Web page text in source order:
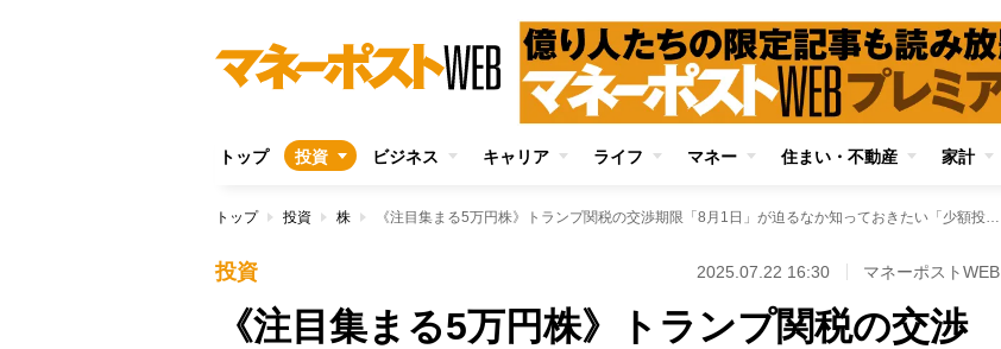
トップ 投資 ビジネス キャリア ライフ マネー 住まい・不動産 家計
トップ 投資 株 《注目集まる5万円株》トランプ関税の交渉期限「8月1日」が迫るなか知っておきたい「少額投資」のメリット インフレに対応しながらリスク分散も可能に
投資 2025.07.22 16:30 マネーポストWEB
《注目集まる5万円株》トランプ関税の交渉